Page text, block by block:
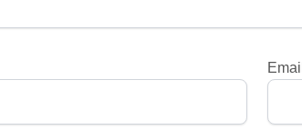
Email